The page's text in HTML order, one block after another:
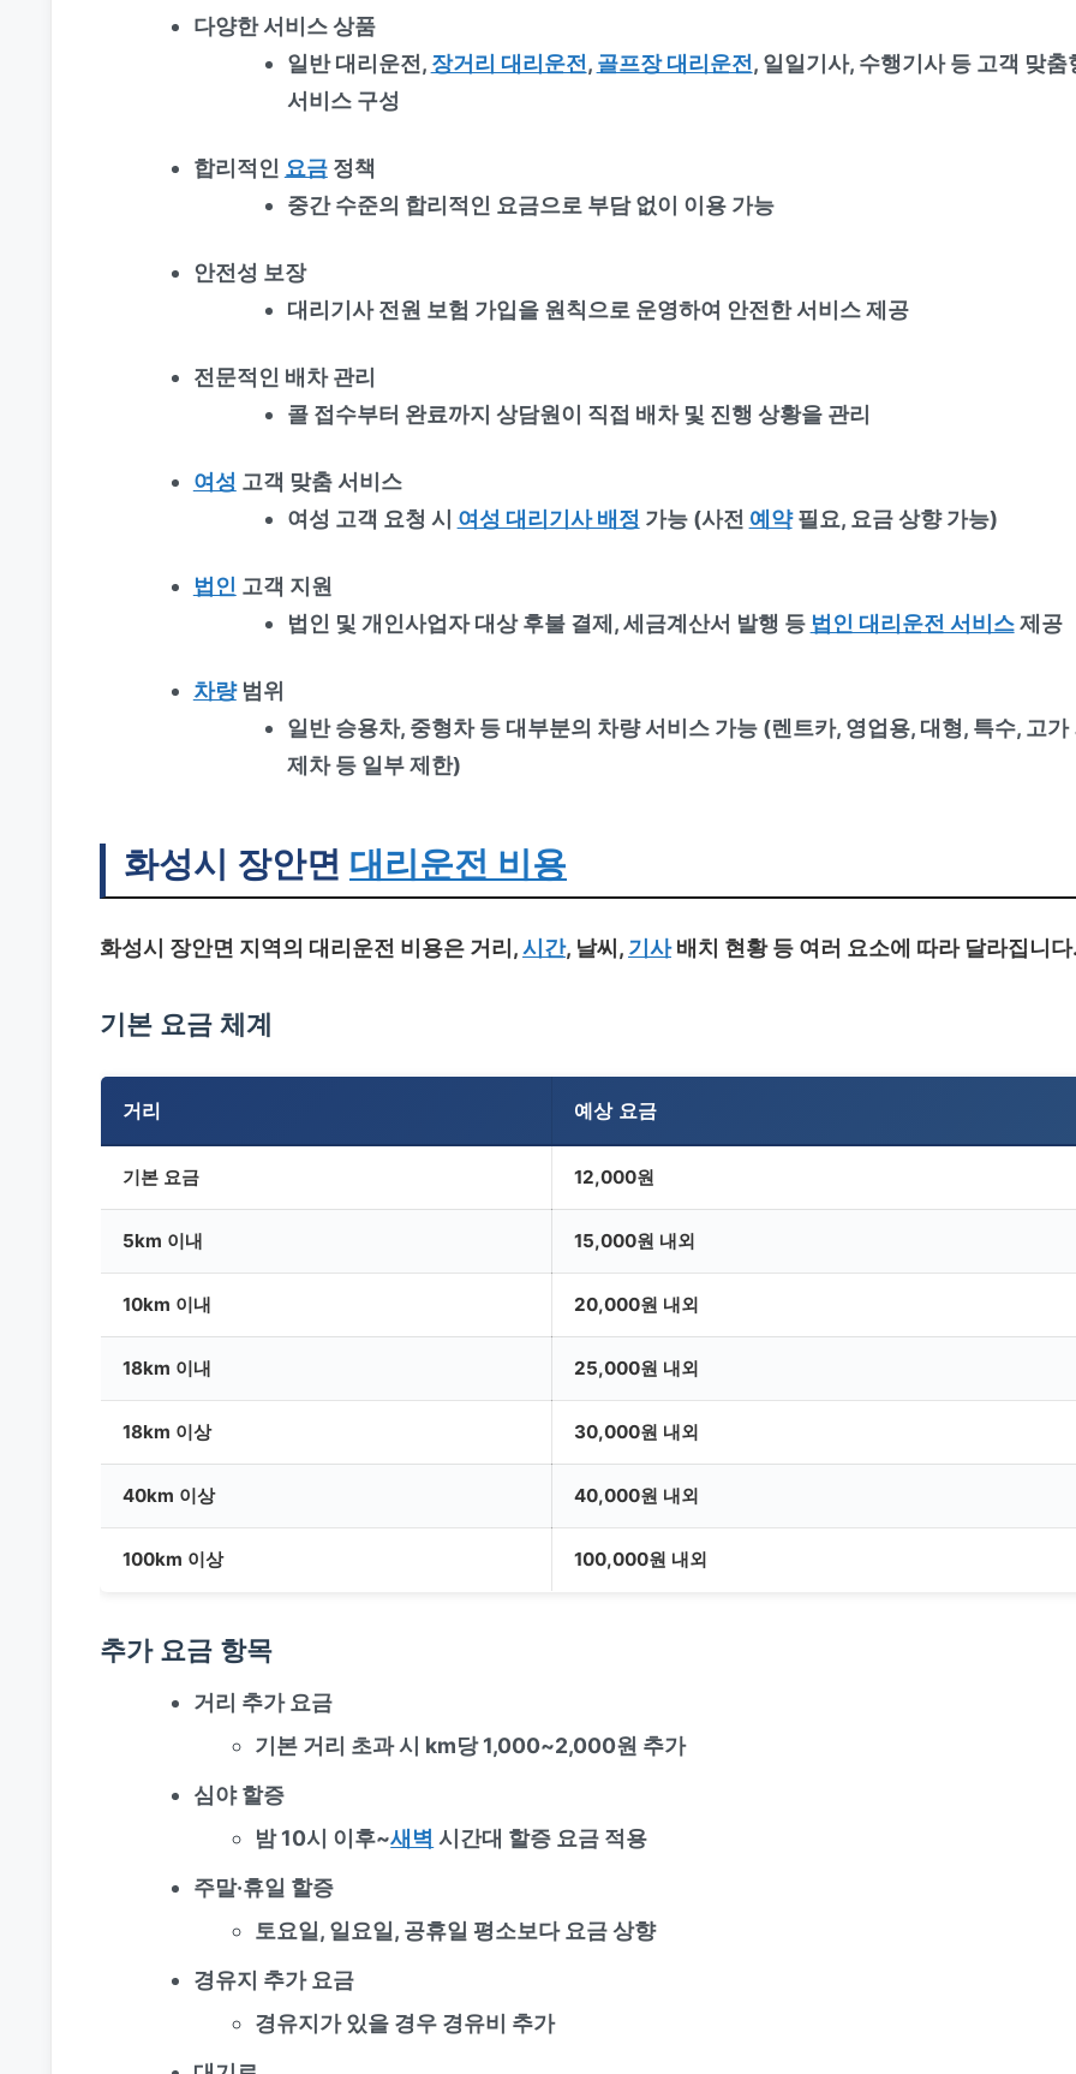
다양한 서비스 상품
일반 대리운전, 장거리 대리운전 , 골프장 대리운전 , 일일기사, 수행기사 등 고객 맞춤
서비스 구성
합리적인 요금정책
중간 수준의 합리적인 요금으로 부담 없이 이용 가능
안전성 보장
대리기사 전원 보험 가입을 원칙으로 운영하여 안전한 서비스 제공
전문적인 배차 관리
콜 접수부터 완료까지 상담원이 직접 배차 및 진행 상황을 관리
여성 고객 맞춤 서비스
여성 고객 요청 시 여성 대리기사 배정 가능 (사전 예약필요, 요금 상향 가능)
법인 고객 지원
법인 및 개인사업자 대상 후불 결제, 세금계산서 발행 등 법인 대리운전 서비스제공
차량범위
일반 승용차, 중형차 등 대부분의 차량 서비스 가능 (렌트카, 영업용, 대형, 특수, 고가
제차 등 일부 제한)
화성시 장안면 대리운전 비용
화성시 장안면 지역의 대리운전 비용은 거리,시간, 날씨, 기사배치 현황 등 여러 요소에 따라 달라집니
기본 요금 체계
거리 예상 요금
기본 요금 12,000원
5km 이내 15,000원 내외
10km 이내 20,000원 내외
18km 이내 25,000원 내외
18km 이상 30,000원 내외
40km 이상 40,000원 내외
100km 이상 100,000원 내외
추가 요금 항목
거리 추가 요금
기본 거리 초과 시 km당 1,000~2,000원 추가
심야 할증
밤 10시 이후~새벽 시간대 할증 요금 적용
주말·휴일 할증
토요일, 일요일, 공휴일 평소보다 요금 상향
경유지 추가 요금
경유지가 있을 경우 경유비 추가